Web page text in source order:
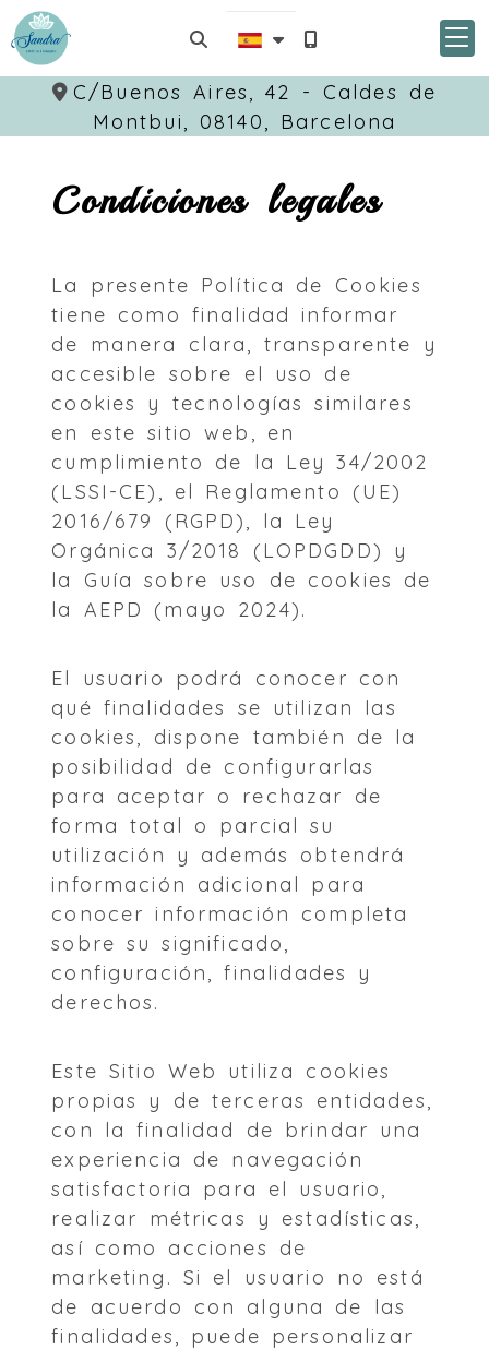
C/Buenos Aires, 42 - Caldes de
Montbui, 08140, Barcelona
Condiciones legales
La presente Política de Cookies
tiene como finalidad informar
de manera clara, transparente y
accesible sobre el uso de
cookies y tecnologías similares
en este sitio web, en
cumplimiento de la Ley 34/2002
(LSSI-CE), el Reglamento (UE)
2016/679 (RGPD), la Ley
Orgánica 3/2018 (LOPDGDD) y
la Guía sobre uso de cookies de
la AEPD (mayo 2024).
El usuario podrá conocer con
qué finalidades se utilizan las
cookies, dispone también de la
posibilidad de configurarlas
para aceptar o rechazar de
forma total o parcial su
utilización y además obtendrá
información adicional para
conocer información completa
sobre su significado,
configuración, finalidades y
derechos.
Este Sitio Web utiliza cookies
propias y de terceras entidades,
con la finalidad de brindar una
experiencia de navegación
satisfactoria para el usuario,
realizar métricas y estadísticas,
así como acciones de
marketing. Si el usuario no está
de acuerdo con alguna de las
finalidades, puede personalizar